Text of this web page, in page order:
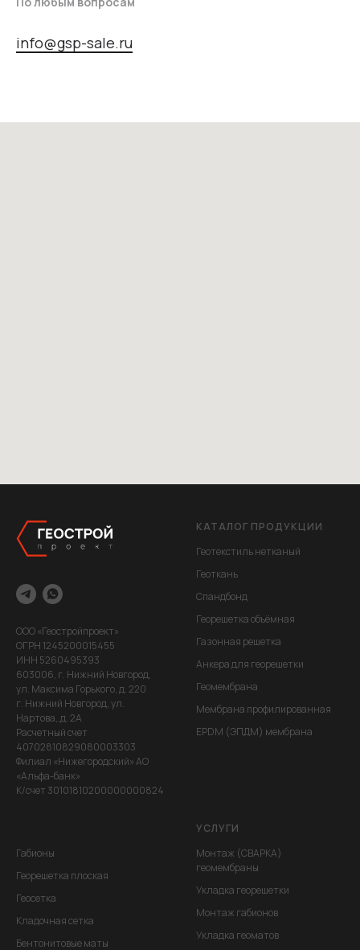
info@gsp-sale.ru
ООО «Геостройпроект»
ОГРН 1245200015455
ИНН 5260495393
603006, г. Нижний Новгород,
ул. Максима Горького, д. 220
г. Нижний Новгород, ул.
Нартова,,д. 2А
Расчетный счет
40702810829080003303
Филиал «Нижегородский» АО
«Альфа-банк»
К/счет 30101810200000000824
КАТАЛОГ ПРОДУКЦИИ
Геотекстиль нетканый
Геоткань
Спандбонд
Георешетка объёмная
Газонная решетка
Анкера для георешетки
Геомембрана
Мембрана профилированная
EPDM (ЭПДМ) мембрана
Габионы
Георешетка плоская
Геосетка
Кладочная сетка
Бентонитовые маты
УСЛУГИ
Монтаж (СВАРКА)
геомембраны
Укладка георешетки
Монтаж габионов
Укладка геоматов